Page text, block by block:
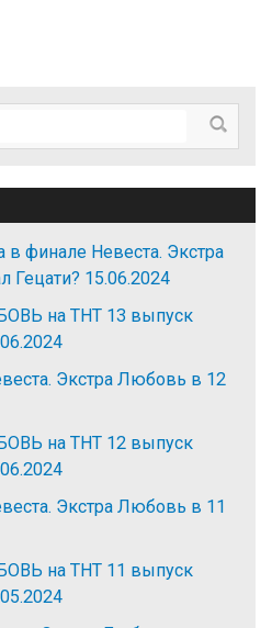
в финале Невеста. Экстра
Гецати? 15.06.2024
на ТНТ 13 выпуск
Экстра Любовь в 12
на ТНТ 12 выпуск
Экстра Любовь в 11
на ТНТ 11 выпуск